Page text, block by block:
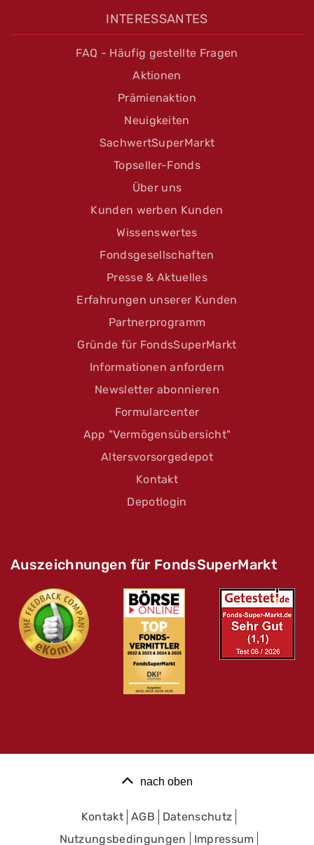
INTERESSANTES
FAQ - Häufig gestellte Fragen
Aktionen
Prämienaktion
Neuigkeiten
SachwertSuperMarkt
Topseller-Fonds
Über uns
Kunden werben Kunden
Wissenswertes
Fondsgesellschaften
Presse & Aktuelles
Erfahrungen unserer Kunden
Partnerprogramm
Gründe für FondsSuperMarkt
Informationen anfordern
Newsletter abonnieren
Formularcenter
App "Vermögensübersicht"
Altersvorsorgedepot
Kontakt
Depotlogin
Auszeichnungen für FondsSuperMarkt
nach oben
Kontakt AGB
Datenschutz
Nutzungsbedingungen
Impressum